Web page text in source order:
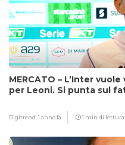
MERCATO – L’Inter
per Leoni. Si punta sul
Digitrend,1 anno fa 1 min di lettura